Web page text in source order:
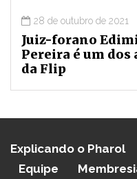
28 de outubro de 2021
Juiz-forano
Pereira é um
da Flip
Explicando o Pharol
Equipe